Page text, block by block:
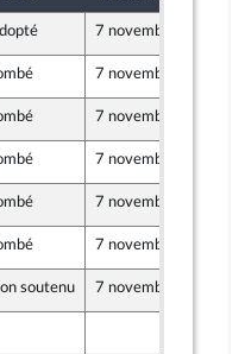
7 novembre 2024
7 novembre 2024
7 novembre 2024
7 novembre 2024
7 novembre 2024
7 novembre 2024
soutenu 7 novembre 2024